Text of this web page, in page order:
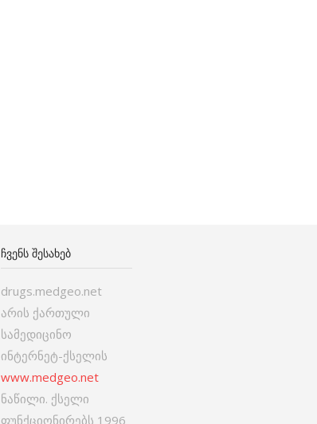
ᲩᲕᲔᲜᲡ ᲨᲔᲡᲐᲮᲔᲑ
drugs.medgeo.net
არის ქართული
სამედიცინო
ინტერნეტ-ქსელის
www.medgeo.net
ნაწილი. ქსელი
ფუნქციონირებს 1996